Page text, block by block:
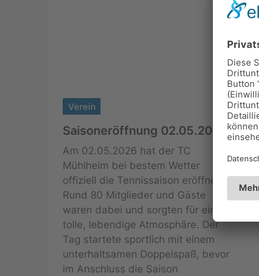
Verein
Saisoneröffnung 02.05.2026
Am 02.05.2026 hat der TC
Mühlheim bei bestem Wetter
offiziell die Tennissaison eröffnet.
Rund 80 Mitglieder und Gäste
waren dabei und sorgten für eine
tolle, lebendige Atmosphäre. Der
Tag startete sportlich mit einem
unterhaltsamen Doppelspaß, bevor
im Anschluss die Saison